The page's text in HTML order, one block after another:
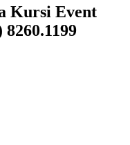
Kursi Event